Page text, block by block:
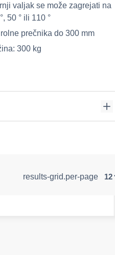
valjak se može zagrejati na
50 ° ili 110 °
prečnika do 300 mm
300 kg
results-grid.per-page